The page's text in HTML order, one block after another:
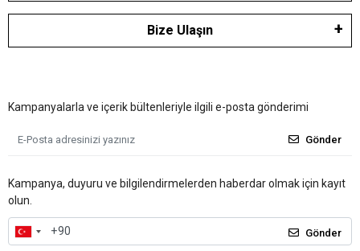
Bize Ulaşın
Kampanyalarla ve içerik bültenleriyle ilgili e-posta gönderimi
Gönder
Kampanya, duyuru ve bilgilendirmelerden haberdar olmak için kayıt
olun.
Gönder